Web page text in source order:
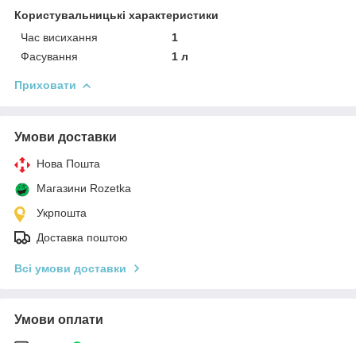
Користувальницькі характеристики
Час висихання
1
Фасування
1 л
Приховати
Умови доставки
Нова Пошта
Магазини Rozetka
Укрпошта
Доставка поштою
Всі умови доставки
Умови оплати